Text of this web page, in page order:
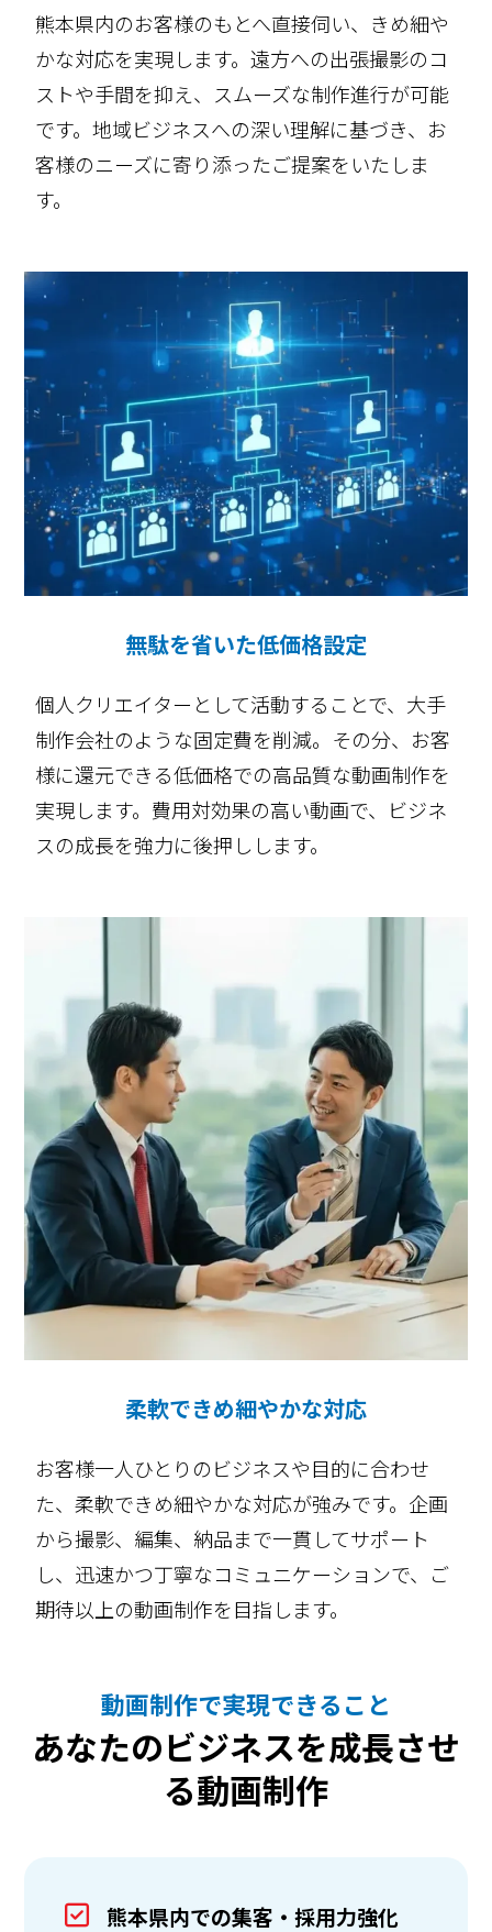
熊本県内のお客様のもとへ直接伺い、きめ細や
かな対応を実現します。遠方への出張撮影のコ
ストや手間を抑え、スムーズな制作進行が可能
です。地域ビジネスへの深い理解に基づき、お
客様のニーズに寄り添ったご提案をいたしま
す。
無駄を省いた低価格設定
個人クリエイターとして活動することで、大手
制作会社のような固定費を削減。その分、お客
様に還元できる低価格での高品質な動画制作を
実現します。費用対効果の高い動画で、ビジネ
スの成長を強力に後押しします。
柔軟できめ細やかな対応
お客様一人ひとりのビジネスや目的に合わせ
た、柔軟できめ細やかな対応が強みです。企画
から撮影、編集、納品まで一貫してサポート
し、迅速かつ丁寧なコミュニケーションで、ご
期待以上の動画制作を目指します。
動画制作で実現できること
あなたのビジネスを成長させ
る動画制作
熊本県内での集客・採用力強化